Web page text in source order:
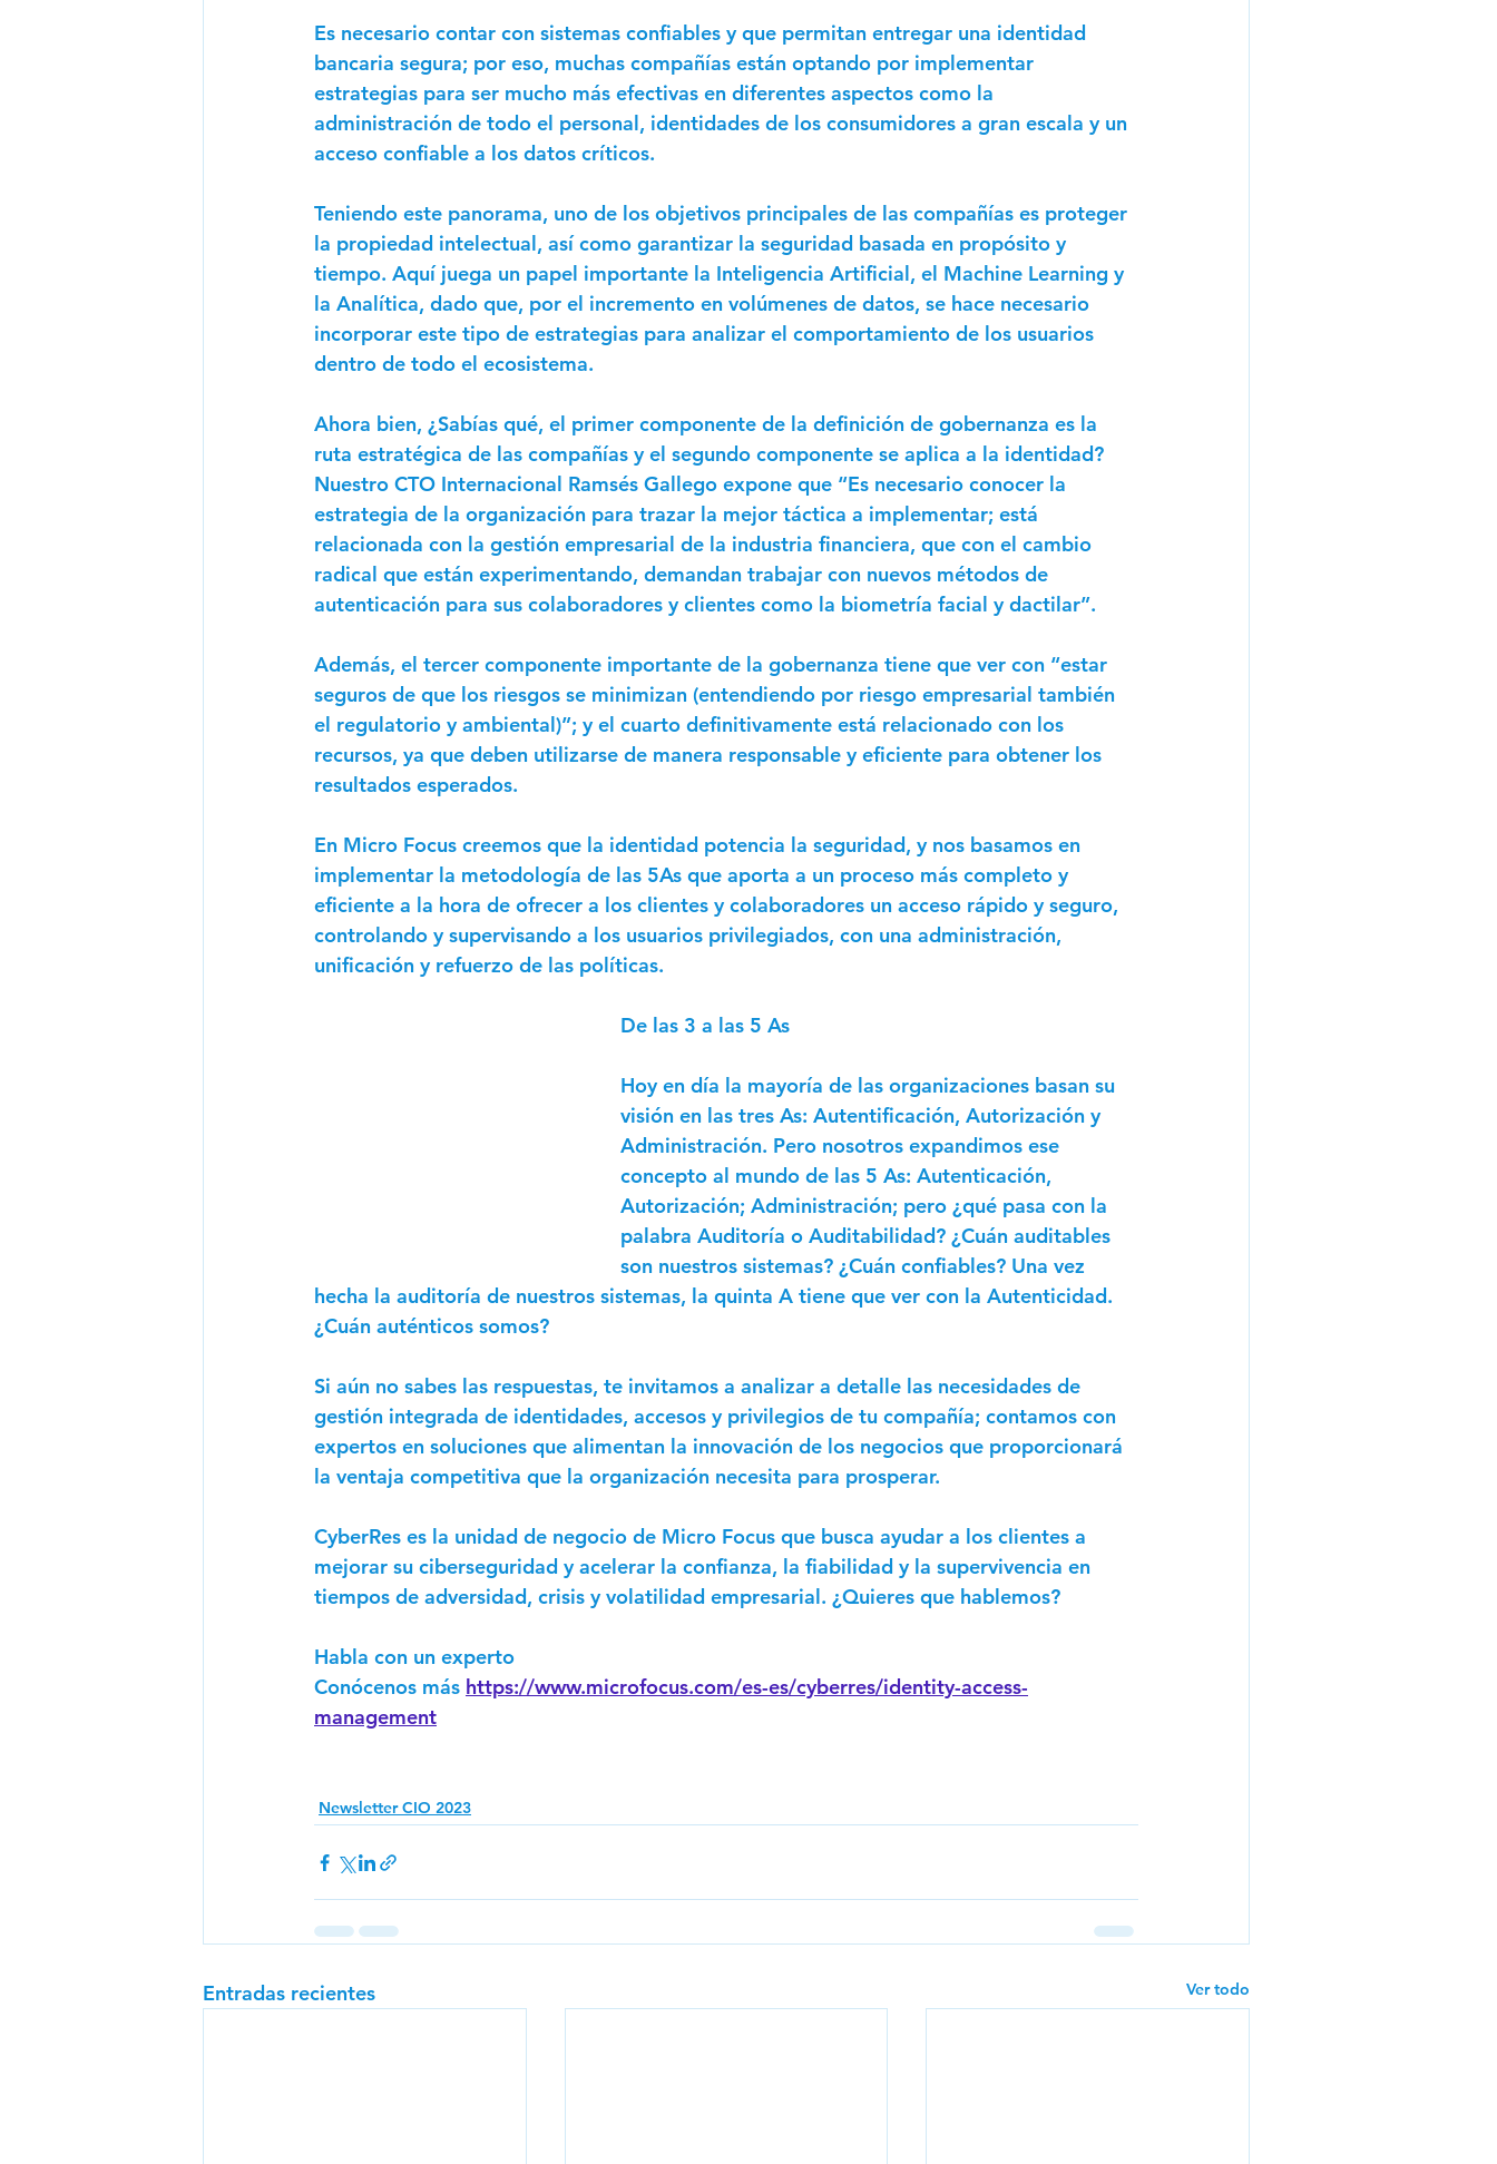
Es necesario contar con sistemas confiables y que permitan entregar una identidad
bancaria segura; por eso, muchas compañías están optando por implementar
estrategias para ser mucho más efectivas en diferentes aspectos como la
administración de todo el personal, identidades de los consumidores a gran escala y un
acceso confiable a los datos críticos.
Teniendo este panorama, uno de los objetivos principales de las compañías es proteger
la propiedad intelectual, así como garantizar la seguridad basada en propósito y
tiempo. Aquí juega un papel importante la Inteligencia Artificial, el Machine Learning y
la Analítica, dado que, por el incremento en volúmenes de datos, se hace necesario
incorporar este tipo de estrategias para analizar el comportamiento de los usuarios
dentro de todo el ecosistema.
Ahora bien, ¿Sabías qué, el primer componente de la definición de gobernanza es la
ruta estratégica de las compañías y el segundo componente se aplica a la identidad?
Nuestro CTO Internacional Ramsés Gallego expone que “Es necesario conocer la
estrategia de la organización para trazar la mejor táctica a implementar; está
relacionada con la gestión empresarial de la industria financiera, que con el cambio
radical que están experimentando, demandan trabajar con nuevos métodos de
autenticación para sus colaboradores y clientes como la biometría facial y dactilar”.
Además, el tercer componente importante de la gobernanza tiene que ver con “estar
seguros de que los riesgos se minimizan (entendiendo por riesgo empresarial también
el regulatorio y ambiental)”; y el cuarto definitivamente está relacionado con los
recursos, ya que deben utilizarse de manera responsable y eficiente para obtener los
resultados esperados.
En Micro Focus creemos que la identidad potencia la seguridad, y nos basamos en
implementar la metodología de las 5As que aporta a un proceso más completo y
eficiente a la hora de ofrecer a los clientes y colaboradores un acceso rápido y seguro,
controlando y supervisando a los usuarios privilegiados, con una administración,
unificación y refuerzo de las políticas.
De las 3 a las 5 As
Hoy en día la mayoría de las organizaciones basan su
visión en las tres As: Autentificación, Autorización y
Administración. Pero nosotros expandimos ese
concepto al mundo de las 5 As: Autenticación,
Autorización; Administración; pero ¿qué pasa con la
palabra Auditoría o Auditabilidad? ¿Cuán auditables
son nuestros sistemas? ¿Cuán confiables? Una vez
hecha la auditoría de nuestros sistemas, la quinta A tiene que ver con la Autenticidad.
¿Cuán auténticos somos?
Si aún no sabes las respuestas, te invitamos a analizar a detalle las necesidades de
gestión integrada de identidades, accesos y privilegios de tu compañía; contamos con
expertos en soluciones que alimentan la innovación de los negocios que proporcionará
la ventaja competitiva que la organización necesita para prosperar.
CyberRes es la unidad de negocio de Micro Focus que busca ayudar a los clientes a
mejorar su ciberseguridad y acelerar la confianza, la fiabilidad y la supervivencia en
tiempos de adversidad, crisis y volatilidad empresarial. ¿Quieres que hablemos?
Habla con un experto
Conócenos más https://www.microfocus.com/es-es/cyberres/identity-access-
management
Newsletter CIO 2023
Entradas recientes Ver todo